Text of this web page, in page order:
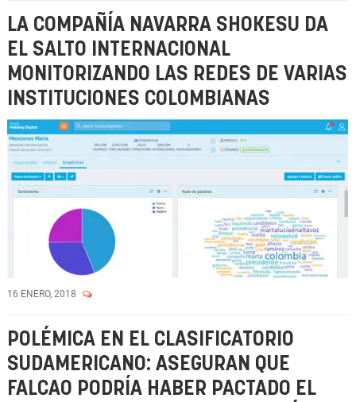
LA COMPAÑÍA NAVARRA SHOKESU DA
EL SALTO INTERNACIONAL
MONITORIZANDO LAS REDES DE VARIAS
INSTITUCIONES COLOMBIANAS
16 ENERO, 2018
POLÉMICA EN EL CLASIFICATORIO
SUDAMERICANO: ASEGURAN QUE
FALCAO PODRÍA HABER PACTADO EL